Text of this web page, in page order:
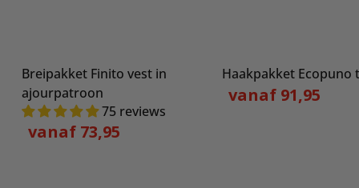
Breipakket Finito vest in
ajourpatroon
75 reviews
vanaf 73,95
Haakpakket Ecopuno
vanaf 91,95